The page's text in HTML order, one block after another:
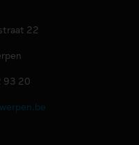
22
93 20